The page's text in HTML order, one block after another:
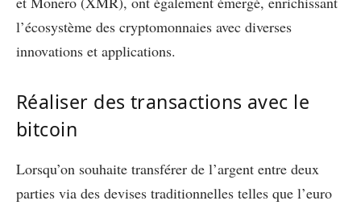
l’écosystème des cryptomonnaies avec diverses
innovations et applications.
Réaliser des transactions avec le
bitcoin
Lorsqu’on souhaite transférer de l’argent entre deux
parties via des devises traditionnelles telles que l’euro